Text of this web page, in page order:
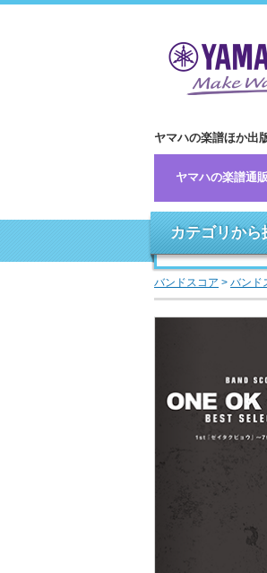
ヤマハの楽譜ほか出
ヤマハの楽譜通
カテゴリから
バンドスコア > バンド